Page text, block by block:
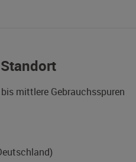
mittlere Gebrauchsspuren